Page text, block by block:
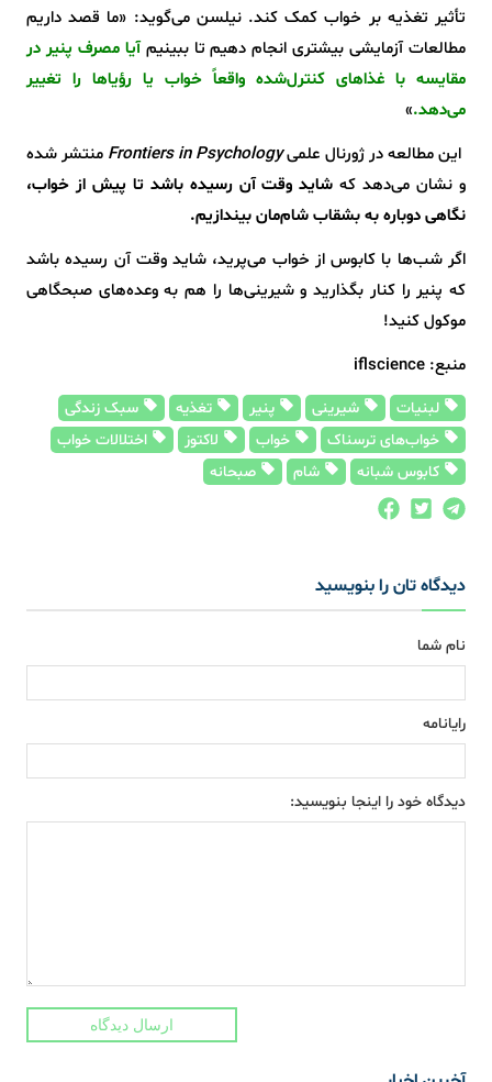
تأثیر تغذیه بر خواب کمک کند. نیلسن می‌گوید: «ما قصد داریم
مطالعات آزمایشی بیشتری انجام دهیم تا ببینیمآیا مصرف پنیر در
مقایسه با غذاهای کنترل‌شده واقعاً خواب یا رؤیاها را تغییر
می‌دهد.»
این مطالعه در ژورنال علمیFrontiers in Psychology منتشر شده
و نشان می‌دهد کهشاید وقت آن رسیده باشد تا پیش از خواب،
نگاهی دوباره به بشقاب شام‌مان بیندازیم.
اگر شب‌ها با کابوس از خواب می‌پرید، شاید وقت آن رسیده باشد
که پنیر را کنار بگذارید و شیرینی‌ها را هم به وعده‌های صبحگاهی
موکول کنید!
منبع: iflscience
لبنیات شیرینی پنیر تغذیه
سبک زندگی
خواب‌های ترسناک
خواب لاکتوز
اختلالات خواب
کابوس شبانه
شام صبحانه
دیدگاه تان را بنویسید
نام شما
رایانامه
دیدگاه خود را اینجا بنویسید:
ارسال دیدگاه